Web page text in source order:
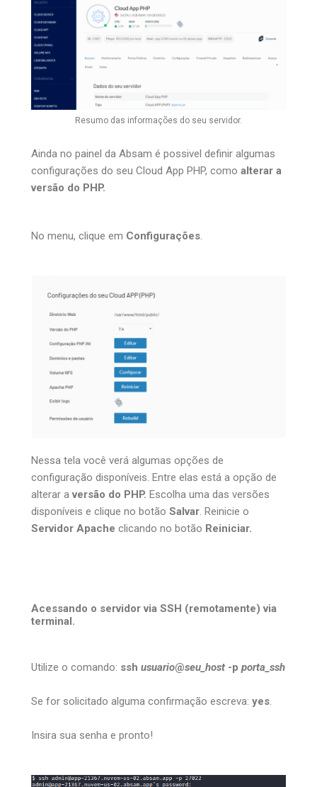
Resumo das informações do seu servidor.
Ainda no painel da Absam é possivel definir algumas
configurações do seu Cloud App PHP, comoalterar a
versão do PHP.
No menu, clique em Configurações.
Nessa tela você verá algumas opções de
configuração disponíveis. Entre elas está a opção de
alterar aversão do PHP.Escolha uma das versões
disponíveis e clique no botãoSalvar. Reinicie o
Servidor Apache clicando no botão Reiniciar.
Acessando o servidor via SSH (remotamente) via
terminal.
Utilize o comando: sshusuario@seu_host -pporta_ssh
Se for solicitado alguma confirmação escreva:yes.
Insira sua senha e pronto!